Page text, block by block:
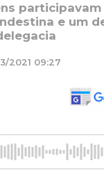
participavam
e um
2021 09:27